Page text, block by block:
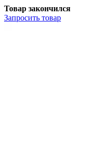
Товар закончился
Запросить товар